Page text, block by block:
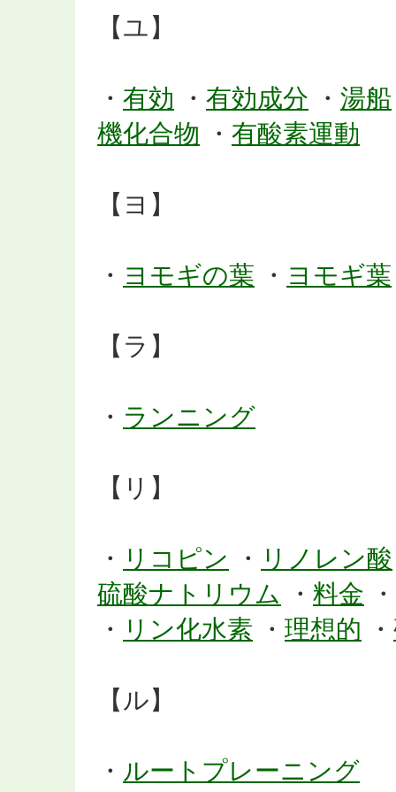
【ユ】
・ 有効 ・ 有効成分 ・ 湯船
機化合物 ・ 有酸素運動
【ヨ】
・ ヨモギの葉 ・ ヨモギ葉
【ラ】
・ ランニング
【リ】
・ リコピン ・ リノレン酸
硫酸ナトリウム
・ 料金 ・
・ リン化水素 ・ 理想的 ・
【ル】
・ ルートプレーニング